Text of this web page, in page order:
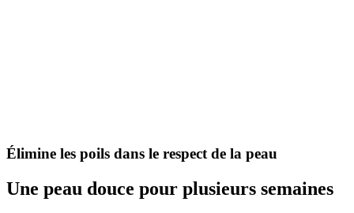
Élimine les poils dans le respect de la peau
Une peau douce pour plusieurs semaines